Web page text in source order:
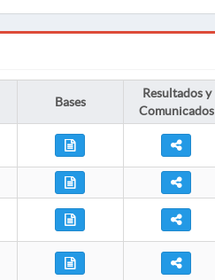
Bases
Resultados y
Comunicados